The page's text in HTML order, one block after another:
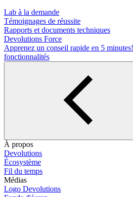
Lab à la demande
Témoignages de réussite
Rapports et documents techniques
Devolutions Force
Apprenez un conseil rapide en 5 minutes!
fonctionnalités
À propos
Devolutions
Écosystème
Fil du temps
Médias
Logo Devolutions